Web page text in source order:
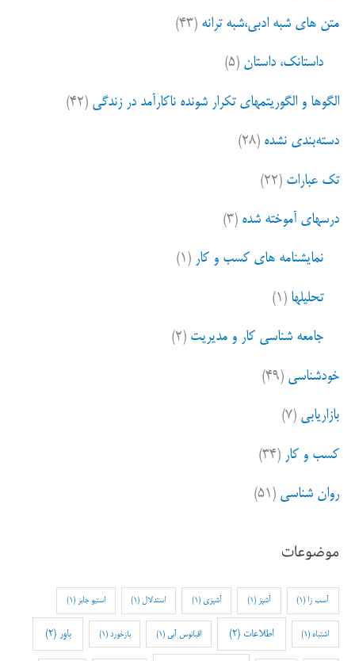
امتن های شبه ادبی،شبه ترانه (۴۳)
داستانک، داستان (۵)
الگوها و الگوریتمهای تکرار شونده ناکارآمد در زندگی (۴۲)
دسته‌بندی نشده (۲۸)
تک عبارات (۲۲)
درسهای آموخته شده (۳)
نمایشنامه های کسب و کار (۱)
تحلیلها (۱)
جامعه شناسی کار و مدیریت (۲)
خودشناسی (۴۹)
بازاریابی (۷)
کسب و کار (۳۴)
روان شناسی (۵۱)
موضوعات
آسب زا (1) آشپز (1) آشپزی (1) استدلال (1) استیو جابز (1)
اشتباه (1) اطلاعات (2) اقیانوس آبی (1) بازخورد (1) باور (2)